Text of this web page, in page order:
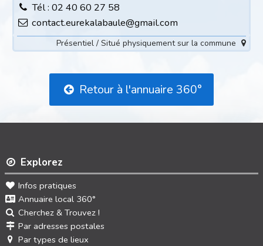
Tél : 02 40 60 27 58
contact.eurekalabaule@gmail.com
Présentiel / Situé physiquement sur la commune
Retour à l'annuaire 360°
Explorez
Infos pratiques
Annuaire local 360°
Cherchez & Trouvez !
Par adresses postales
Par types de lieux